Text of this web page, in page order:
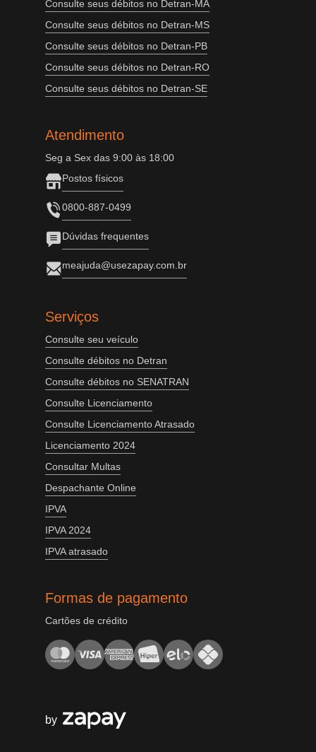
Consulte seus débitos no Detran-MA
Consulte seus débitos no Detran-MS
Consulte seus débitos no Detran-PB
Consulte seus débitos no Detran-RO
Consulte seus débitos no Detran-SE
Atendimento
Seg a Sex das 9:00 às 18:00
Postos físicos
0800-887-0499
Dúvidas frequentes
meajuda@usezapay.com.br
Serviços
Consulte seu veículo
Consulte débitos no Detran
Consulte débitos no SENATRAN
Consulte Licenciamento
Consulte Licenciamento Atrasado
Licenciamento 2024
Consultar Multas
Despachante Online
IPVA
IPVA 2024
IPVA atrasado
Formas de pagamento
Cartões de crédito
by